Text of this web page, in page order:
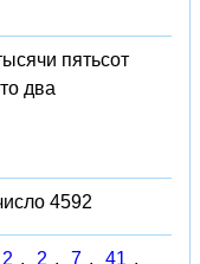
пятьсот
два
4592
2 , 2 , 7 , 41 ,